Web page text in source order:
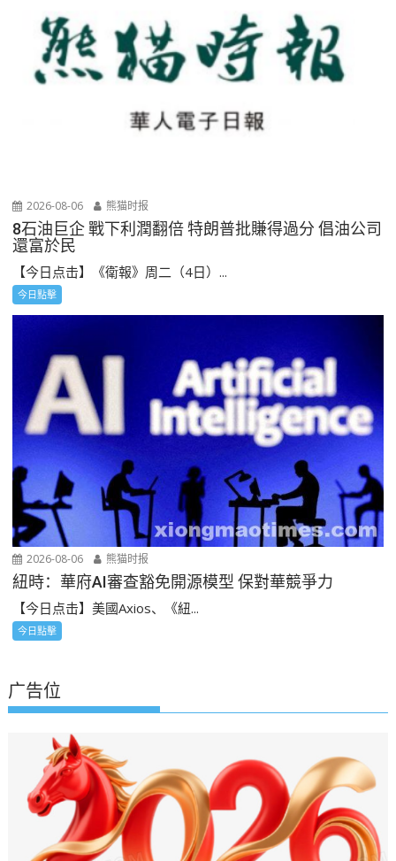
2026-08-06 熊猫时报
8石油巨企 戰下利潤翻倍 特朗普批賺得過分 倡油公司
還富於民
【今日点击】《衛報》周二（4日）...
今日點擊
2026-08-06 熊猫时报
紐時：華府AI審查豁免開源模型 保對華競爭力
【今日点击】美國Axios、《紐...
今日點擊
广告位